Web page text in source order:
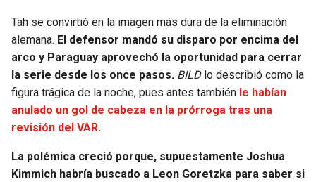
Tah se convirtió en la imagen más dura de la eliminación
alemana. El defensor mandó su disparo por encima del
arco y Paraguay aprovechó la oportunidad para cerrar
la serie desde los once pasos. BILDlo describió como la
figura trágica de la noche, pues antes también le habían
anulado un gol de cabeza en la prórroga tras una
revisión del VAR.
La polémica creció porque, supuestamente Joshua
Kimmich habría buscado a Leon Goretzka para saber si